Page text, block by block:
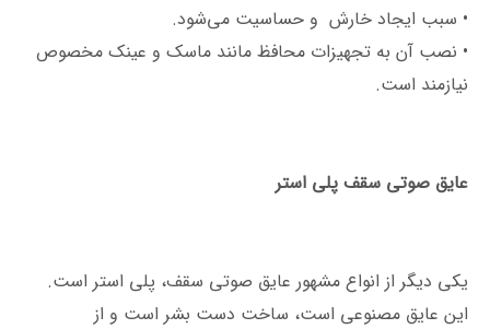
• سبب ایجاد خارش و حساسیت می‌شود.
• نصب آن به تجهیزات محافظ مانند ماسک و عینک مخصوص
نیازمند است.
عایق صوتی سقف پلی استر
یکی دیگر از انواع مشهور عایق صوتی سقف، پلی استر است.
این عایق مصنوعی است، ساخت دست بشر است و از